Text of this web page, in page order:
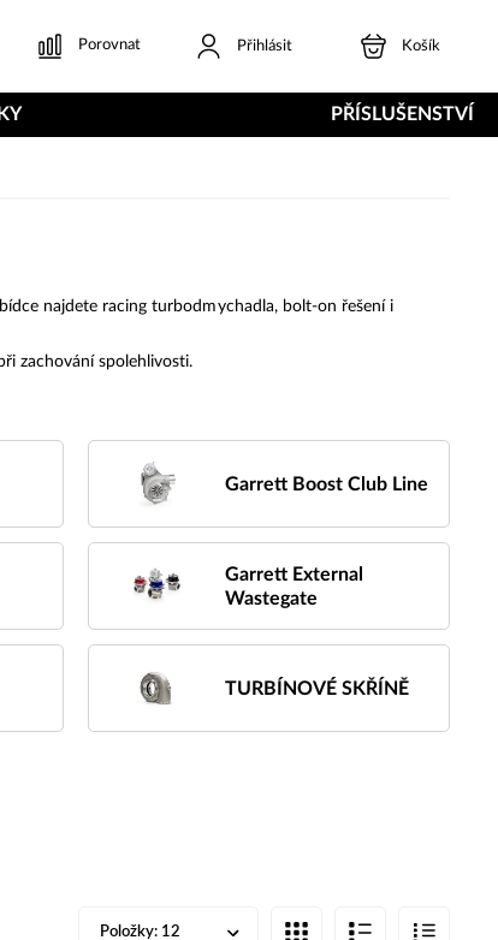
Porovnat Přihlásit Košík
PŘÍSLUŠENSTVÍ
najdete racing turbodmychadla, bolt-on řešení i
zachování spolehlivosti.
Garrett Boost Club Line
Garrett External
Wastegate
TURBÍNOVÉ SKŘÍNĚ
Položky: 12